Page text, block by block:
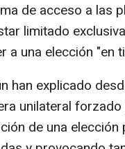
de acceso a las
limitado
a una elección "en
han explicado
unilateral
de una